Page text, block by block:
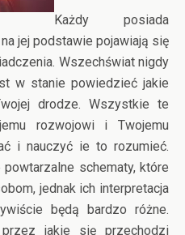
Każdy posiada
jej podstawie pojawiają się
Wszechświat nigdy
w stanie powiedzieć jakie
drodze. Wszystkie te
rozwojowi i Twojemu
i nauczyć ie to rozumieć.
schematy, które
jednak ich interpretacja
będą bardzo różne.
jakie się przechodzi